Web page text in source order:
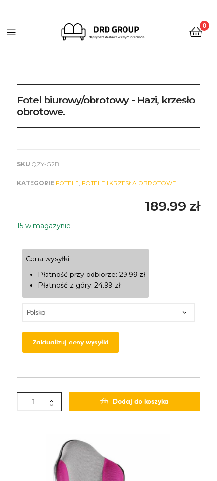
Group
0
Fotel biurowy/obrotowy - Hazi, krzesło
obrotowe.
SKU QZY-G2B
KATEGORIE FOTELE FOTELE I KRZESŁA OBROTOWE
189.99 zł
15 w magazynie
Cena wysyłki
Płatność przy odbiorze: 29.99 zł
Płatność z góry: 24.99 zł
Zaktualizuj ceny wysyłki
Dodaj do koszyka